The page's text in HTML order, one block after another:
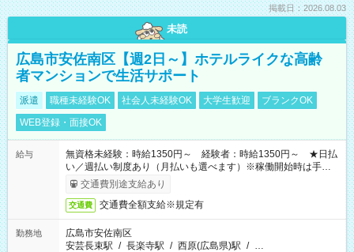
掲載日：2026.08.03
未読
広島市安佐南区【週2日～】ホテルライクな高齢
者マンションで生活サポート
派遣 職種未経験OK 社会人未経験OK 大学生歓迎
ブランクOK
WEB登録・面接OK
給与
無資格未経験：時給1350円～ 経験者：時給1350円～ ★日払
い／週払い制度あり（月払いも選べます）※稼働開始時は手続き
完了次第のお支払いとなります。
交通費別途支給あり
交通費 交通費全額支給※規定有
勤務地
広島市安佐南区
安芸長束駅 / 長楽寺駅 / 西原(広島県)駅 / …